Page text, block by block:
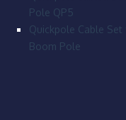
Pole QP5
Quickpole Cable Set
Boom Pole